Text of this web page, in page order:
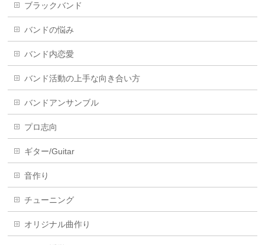
ブラックバンド
バンドの悩み
バンド内恋愛
バンド活動の上手な向き合い方
バンドアンサンブル
プロ志向
ギター/Guitar
音作り
チューニング
オリジナル曲作り